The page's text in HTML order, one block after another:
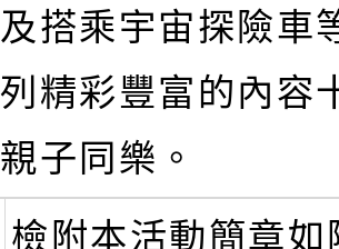
及搭乘宇宙探險車
列精彩豐富的內容
親子同樂。
檢附本活動簡章如